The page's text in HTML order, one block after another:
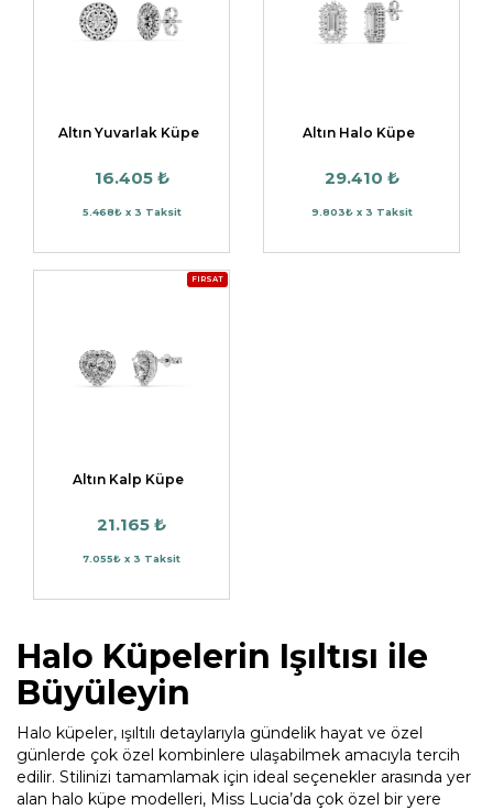
Altın Yuvarlak Küpe
16.405 ₺
5.468₺ x 3 Taksit
Altın Halo Küpe
29.410 ₺
9.803₺ x 3 Taksit
FIRSAT
Altın Kalp Küpe
21.165 ₺
7.055₺ x 3 Taksit
Halo Küpelerin Işıltısı ile
Büyüleyin
Halo küpeler, ışıltılı detaylarıyla gündelik hayat ve özel
günlerde çok özel kombinlere ulaşabilmek amacıyla tercih
edilir. Stilinizi tamamlamak için ideal seçenekler arasında yer
alan halo küpe modelleri, Miss Lucia’da çok özel bir yere